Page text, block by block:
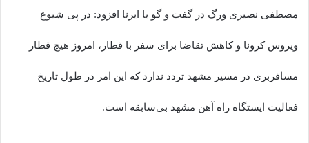
مصطفی نصیری ورگ در گفت و گو با ایرنا افزود: در پی شیوع
ویروس کرونا و کاهش تقاضا برای سفر با قطار، امروز هیچ قطار
مسافربری در مسیر مشهد تردد ندارد که این امر در طول تاریخ
فعالیت ایستگاه راه آهن مشهد بی‌سابقه است.